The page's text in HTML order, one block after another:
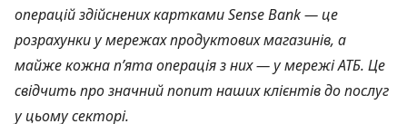
операцій здійснених картками Sense Bank — це
розрахунки у мережах продуктових магазинів, а
майже кожна п’ята операція з них — у мережі АТБ. Це
свідчить про значний попит наших клієнтів до послуг
у цьому секторі.